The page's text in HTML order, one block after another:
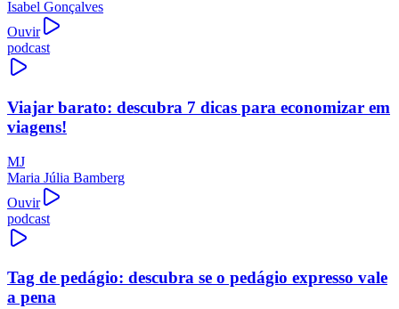
Isabel Gonçalves
Ouvir
podcast
Viajar barato: descubra 7 dicas para economizar em
viagens!
MJ
Maria Júlia Bamberg
Ouvir
podcast
Tag de pedágio: descubra se o pedágio expresso vale
a pena